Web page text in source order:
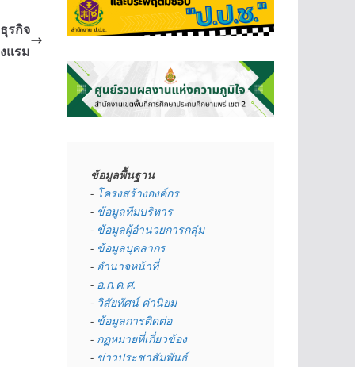
รกิจ
แรม
ข้อมูลพื้นฐาน
- โครงสร้างองค์กร
- ข้อมูลทีมบริหาร
- ข้อมูลผู้อำนวยการกลุ่ม
- ข้อมูลบุคลากร
- อำนาจหน้าที่
- อ.ก.ค.ศ.
- วิสัยทัศน์ ค่านิยม
- ข้อมูลการติดต่อ
- กฏหมายที่เกี่ยวข้อง
- ข่าวประชาสัมพันธ์